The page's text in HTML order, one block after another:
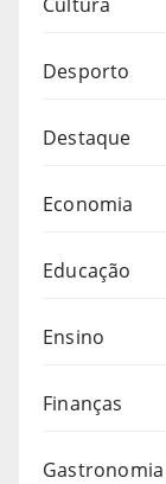
Desporto
Destaque
Economia
Educação
Ensino
Finanças
Gastronomia